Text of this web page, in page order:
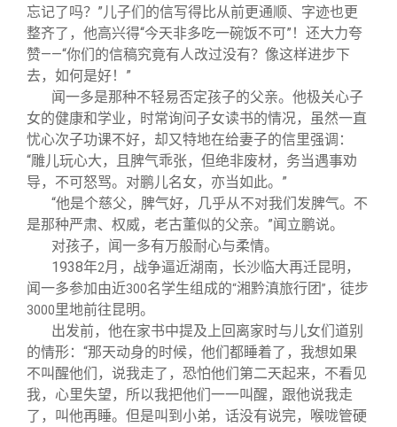
忘记了吗？”儿子们的信写得比从前更通顺、字迹也更
整齐了，他高兴得“今天非多吃一碗饭不可”！还大力夸
赞——“你们的信稿究竟有人改过没有？像这样进步下
去，如何是好！”
闻一多是那种不轻易否定孩子的父亲。他极关心子
女的健康和学业，时常询问子女读书的情况，虽然一直
忧心次子功课不好，却又特地在给妻子的信里强调：
“雕儿玩心大，且脾气乖张，但绝非废材，务当遇事劝
导，不可怒骂。对鹏儿名女，亦当如此。”
“他是个慈父，脾气好，几乎从不对我们发脾气。不
是那种严肃、权威，老古董似的父亲。”闻立鹏说。
对孩子，闻一多有万般耐心与柔情。
1938年2月，战争逼近湖南，长沙临大再迁昆明，
闻一多参加由近300名学生组成的“湘黔滇旅行团” ，徒步
3000里地前往昆明。
出发前，他在家书中提及上回离家时与儿女们道别
的情形：“那天动身的时候，他们都睡着了，我想如果
不叫醒他们，说我走了，恐怕他们第二天起来，不看见
我，心里失望，所以我把他们一一叫醒，跟他说我走
了，叫他再睡。但是叫到小弟，话没有说完，喉咙管硬